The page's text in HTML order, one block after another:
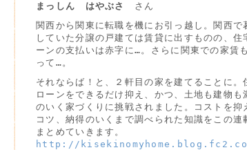
まっしん はやぶさ
さん
関西から関東に転職を機にお引っ越し。関西で
していた分譲の戸建ては賃貸に出すものの、住
ーンの支払いは赤字に…。さらに関東での家賃
って…。
それならば！と、２軒目の家を建てることに。
ローンをできるだけ抑え、かつ、土地も建物も
のいく家づくりに挑戦されました。コストを抑
コツ、納得のいくまで調べられた知識をこの連
まとめていきます。
http://